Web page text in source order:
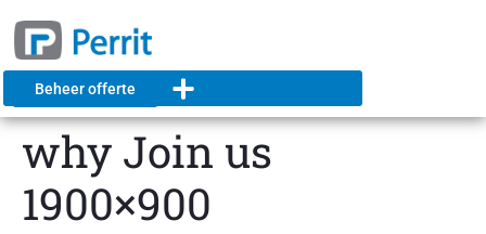
Beheer offerte
why Join us
1900×900